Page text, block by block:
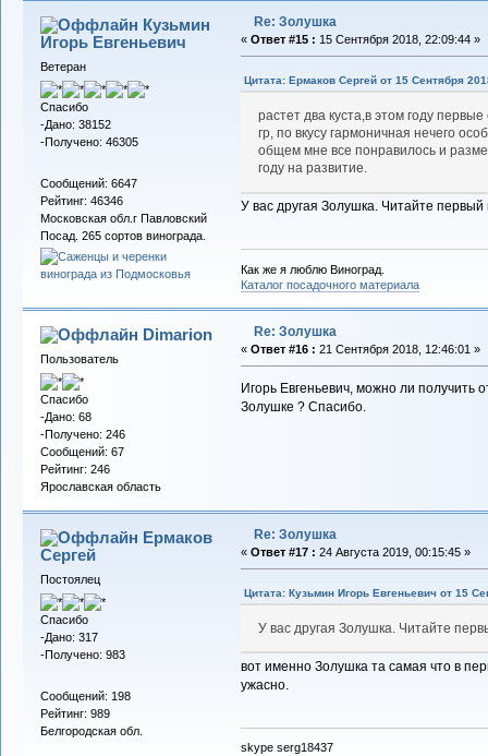
Кузьмин
Игорь Евгеньевич
Ветеран
Спасибо
-Дано: 38152
-Получено: 46305
Сообщений: 6647
Рейтинг: 46346
Московская обл.г Павловский
Посад. 265 сортов винограда.
Re: Золушка
« Ответ #15 : 15 Сентября 2018, 22:09:44 »
Цитата: Ермаков Сергей от 15 Сентября
растет два куста,в этом году
гр, по вкусу гармоничная нечего
общем мне все понравилось и
году на развитие.
У вас другая Золушка. Читайте первый
Как же я люблю Виноград.
Каталог посадочного материала
Dimarion
Пользователь
Спасибо
-Дано: 68
-Получено: 246
Сообщений: 67
Рейтинг: 246
Ярославская область
Re: Золушка
« Ответ #16 : 21 Сентября 2018, 12:46:01 »
Игорь Евгеньевич, можно ли
Золушке ? Спасибо.
Ермаков
Сергей
Постоялец
Спасибо
-Дано: 317
-Получено: 983
Сообщений: 198
Рейтинг: 989
Белгородская обл.
Re: Золушка
« Ответ #17 : 24 Августа 2019, 00:15:45 »
Цитата: Кузьмин Игорь Евгеньевич от 15
У вас другая Золушка. Читайте
вот именно Золушка та самая что в
ужасно.
skype serg18437